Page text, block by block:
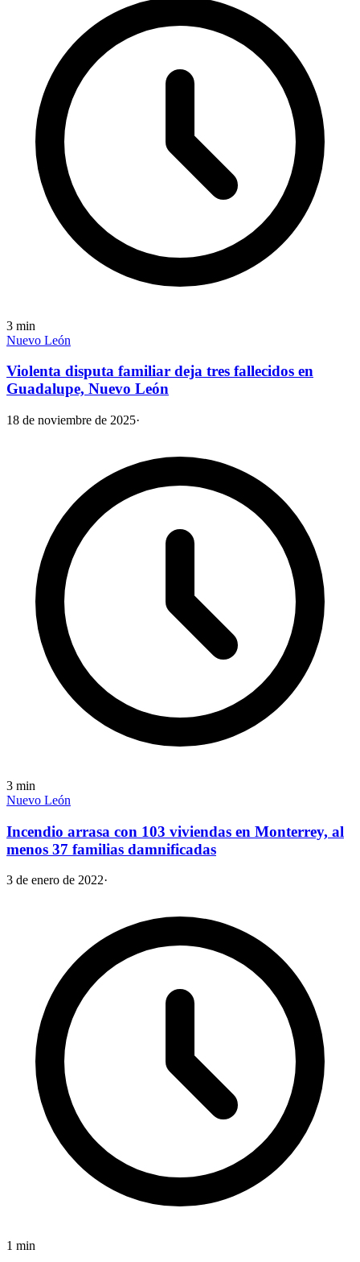
3 min
Nuevo León
Violenta disputa familiar deja tres fallecidos en
Guadalupe, Nuevo León
18 de noviembre de 2025·
3 min
Nuevo León
Incendio arrasa con 103 viviendas en Monterrey, al
menos 37 familias damnificadas
3 de enero de 2022·
1 min